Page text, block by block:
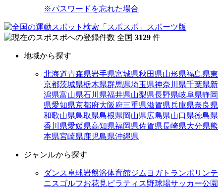
※パスワードを忘れた場合
全国 3129 件
地域から探す
北海道青森県岩手県宮城県秋田県山形県福島県東
京都茨城県栃木県群馬県埼玉県神奈川県千葉県新
潟県富山県石川県福井県山梨県長野県岐阜県静岡
県愛知県京都府大阪府三重県滋賀県兵庫県奈良県
和歌山県鳥取県島根県岡山県広島県山口県徳島県
香川県愛媛県高知県福岡県佐賀県長崎県大分県熊
本県宮崎県鹿児島県沖縄県
ジャンルから探す
ダンス卓球岩盤浴体育館ジム ヨガトランポリンテ
ニス ゴルフお花見 ピラティス野球場サッカー公園